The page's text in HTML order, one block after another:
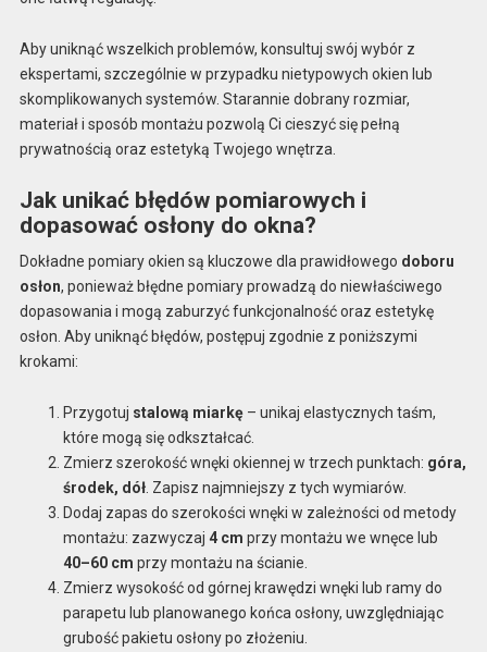
Aby uniknąć wszelkich problemów, konsultuj swój wybór z
ekspertami, szczególnie w przypadku nietypowych okien lub
skomplikowanych systemów. Starannie dobrany rozmiar,
materiał i sposób montażu pozwolą Ci cieszyć się pełną
prywatnością oraz estetyką Twojego wnętrza.
Jak unikać błędów pomiarowych i
dopasować osłony do okna?
Dokładne pomiary okien są kluczowe dla prawidłowego doboru
osłon, ponieważ błędne pomiary prowadzą do niewłaściwego
dopasowania i mogą zaburzyć funkcjonalność oraz estetykę
osłon. Aby uniknąć błędów, postępuj zgodnie z poniższymi
krokami:
Przygotuj stalową miarkę– unikaj elastycznych taśm,
które mogą się odkształcać.
Zmierz szerokość wnęki okiennej w trzech punktach: góra,
środek, dół. Zapisz najmniejszy z tych wymiarów.
Dodaj zapas do szerokości wnęki w zależności od metody
montażu: zazwyczaj 4 cm przy montażu we wnęce lub
40–60 cm przy montażu na ścianie.
Zmierz wysokość od górnej krawędzi wnęki lub ramy do
parapetu lub planowanego końca osłony, uwzględniając
grubość pakietu osłony po złożeniu.